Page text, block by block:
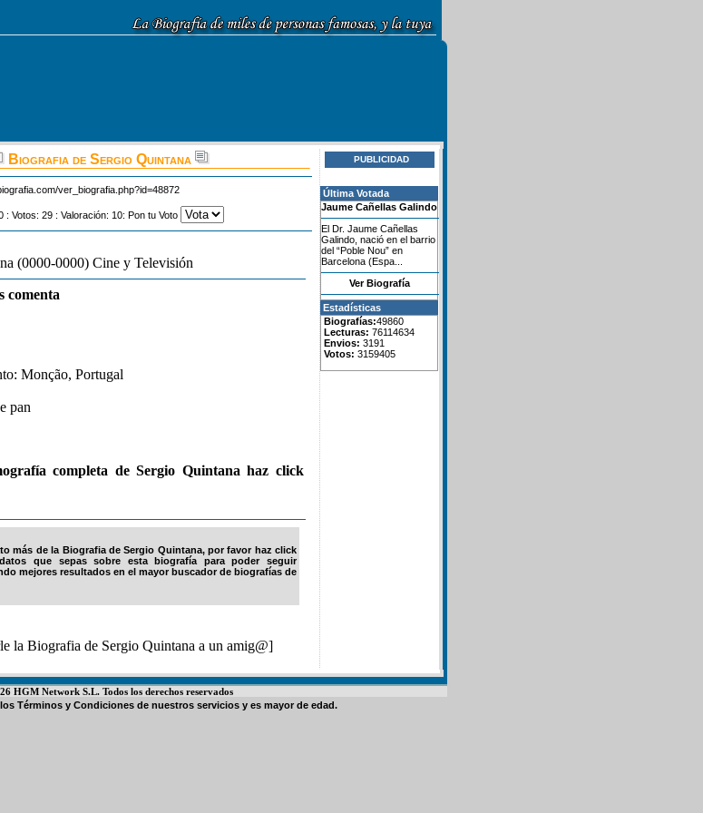
Biografia de Sergio Quintana
ver_biografia.php?id=48872
Votos: 29 : Valoración: 10: Pon tu Voto
(0000-0000) Cine y Televisión
comenta
Monção, Portugal
pan
completa de Sergio Quintana haz click
más de la Biografia de Sergio Quintana, por favor haz click
que sepas sobre esta biografía para poder seguir
mejores resultados en el mayor buscador de biografías de
la Biografia de Sergio Quintana a un amig@]
PUBLICIDAD
Última Votada
Jaume Cañellas Galindo
El Dr. Jaume Cañellas
Galindo, nació en el barrio
del “Poble Nou” en
Barcelona (Espa...
Ver Biografía
Estadísticas
Biografías:49860
Lecturas: 76114634
Envios: 3191
Votos: 3159405
HGM Network S.L. Todos los derechos reservados
Términos y Condiciones de nuestros servicios y es mayor de edad.